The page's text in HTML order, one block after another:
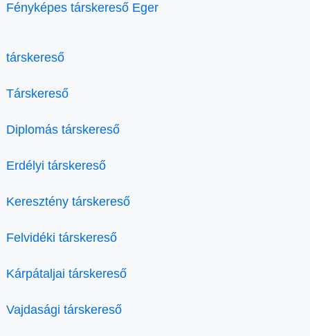
Fényképes társkereső Eger
társkereső
Társkereső
Diplomás társkereső
Erdélyi társkereső
Keresztény társkereső
Felvidéki társkereső
Kárpátaljai társkereső
Vajdasági társkereső